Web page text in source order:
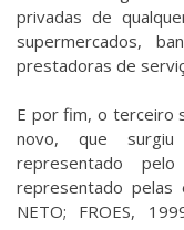
privadas de
supermercados,
prestadoras de
E por fim, o terceiro
novo, que
representado
representado pelas
NETO; FROES,